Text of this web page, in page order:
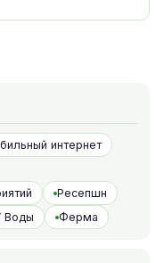
интернет
Ресепшн
Воды Ферма